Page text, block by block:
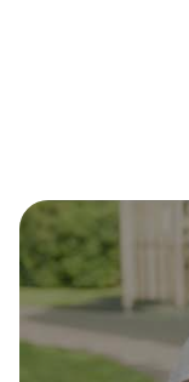
Video abspielen